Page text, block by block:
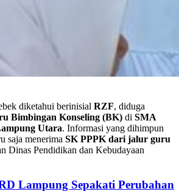
diketahui berinisial RZF, diduga
Bimbingan Konseling (BK) di SMA
Utara. Informasi yang dihimpun
saja menerima SK PPPK dari jalur guru
Dinas Pendidikan dan Kebudayaan
Lampung Sepakati Perubahan